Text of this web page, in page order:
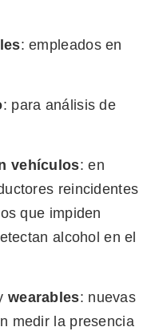
: empleados en
: para análisis de
vehículos: en
reincidentes
que impiden
alcohol en el
wearables: nuevas
medir la presencia